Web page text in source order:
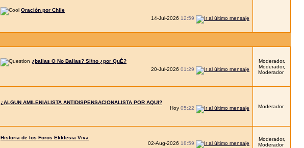
Oración por Chile
14-Jul-2026 12:59
¿bailas O No Bailas? Si/no ¿por QuÉ?
20-Jul-2026 01:29
Moderador,
Moderador,
Moderador
¿ALGUN AMILENIALISTA ANTIDISPENSACIONALISTA POR AQUI?
Hoy 05:22 Moderador
Historia de los Foros Ekklesia Viva
02-Aug-2026 18:59
Moderador,
Moderador